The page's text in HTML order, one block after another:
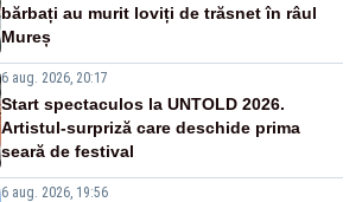
bărbați au murit loviți de trăsnet în râul
Mureș
6 aug. 2026, 20:17
Start spectaculos la UNTOLD 2026.
Artistul-surpriză care deschide prima
seară de festival
6 aug. 2026, 19:56